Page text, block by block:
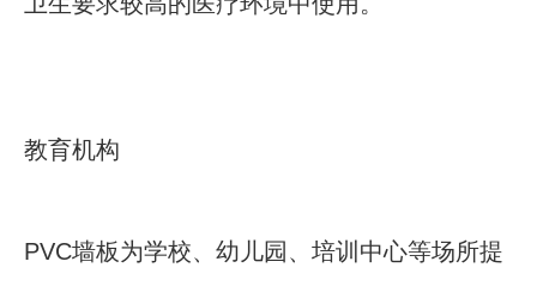
教育机构
PVC墙板为学校、幼儿园、培训中心等场所提